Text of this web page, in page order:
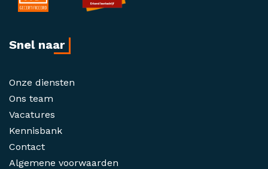
Snel naar
Onze diensten
Ons team
Vacatures
Kennisbank
Contact
Algemene voorwaarden